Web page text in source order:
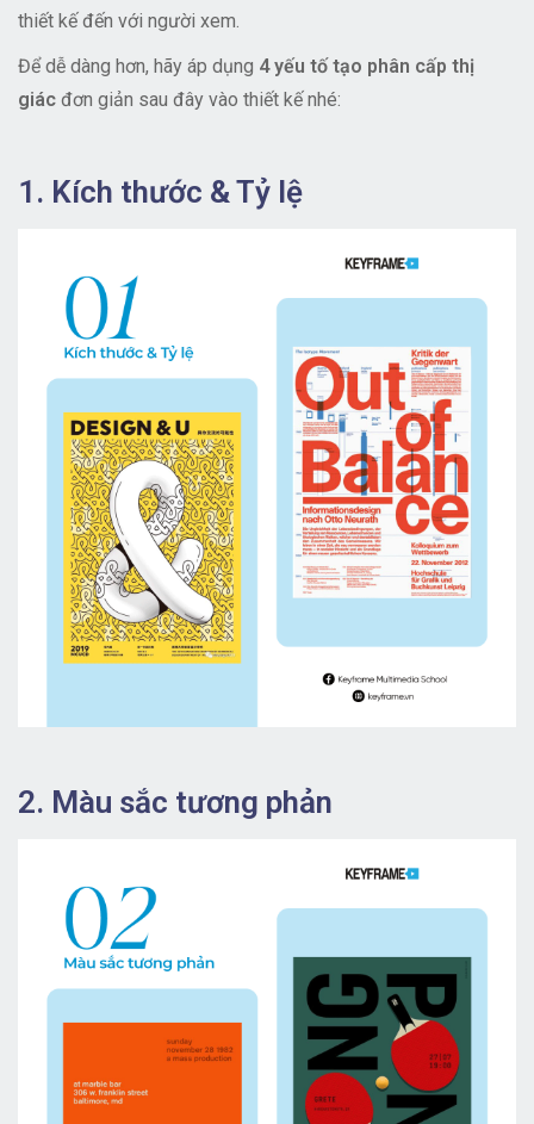
thiết kế đến với người xem.
Để dễ dàng hơn, hãy áp dụng 4 yếu tố tạo phân cấp thị
giác đơn giản sau đây vào thiết kế nhé:
1. Kích thước & Tỷ lệ
2. Màu sắc tương phản